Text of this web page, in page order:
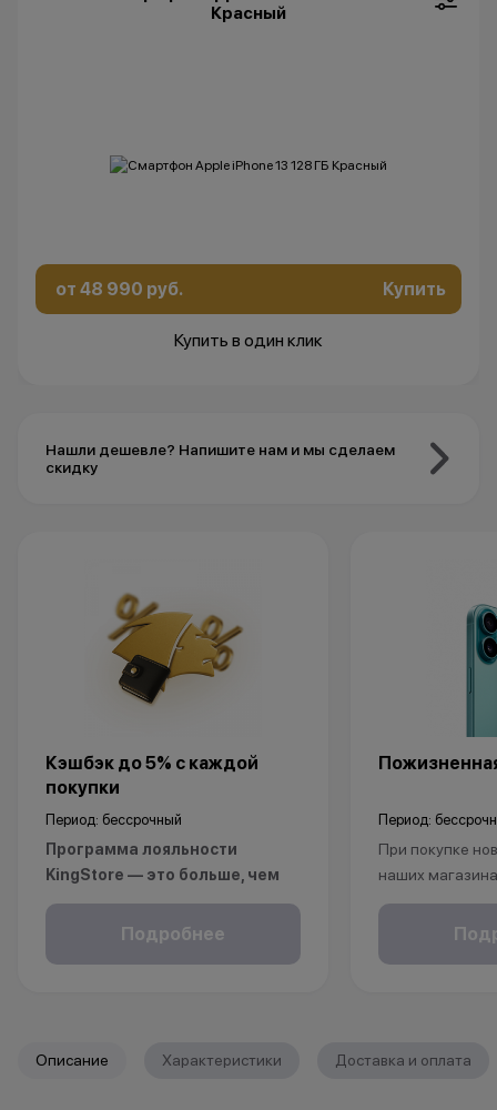
Красный
от 48 990 руб. Купить
Купить в один клик
Нашли дешевле? Напишите нам и мы сделаем
скидку
Кэшбэк до 5% с каждой
покупки
Период: бессрочный
Программа лояльности
KingStore — это больше, чем
просто бонусы.
Покупайте технику и аксессуары,
За покупки начисляются бонусные
Подробнее
Период:
При покупке
наших
рассрочку,
безналичному
Описание Характеристики Доставка и оплата